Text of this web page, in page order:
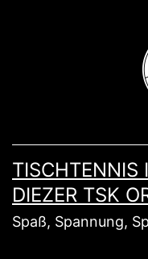
TISCHTENNIS
DIEZER TSK
Spaß, Spannung,